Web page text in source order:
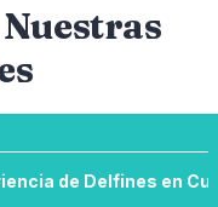
de Delfines en